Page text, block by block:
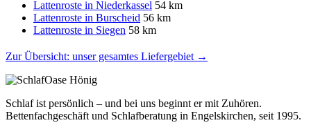
Lattenroste in Niederkassel 54 km
Lattenroste in Burscheid 56 km
Lattenroste in Siegen 58 km
Zur Übersicht: unser gesamtes Liefergebiet →
Schlaf ist persönlich – und bei uns beginnt er mit Zuhören.
Bettenfachgeschäft und Schlafberatung in Engelskirchen, seit 1995.